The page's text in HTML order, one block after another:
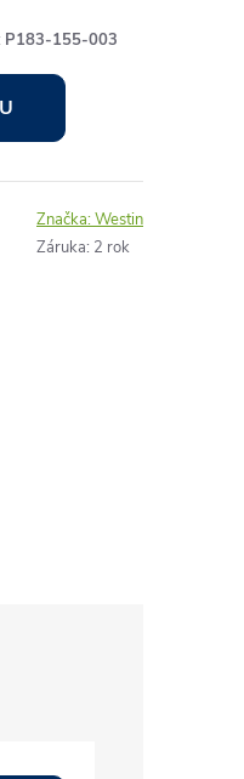
P183-155-003
Značka:Westin
Záruka: 2 rok